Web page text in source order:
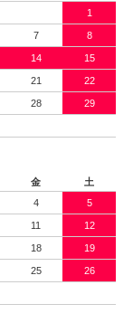
1
7 8
14 15
21 22
28 29
金
土
4 5
11 12
18 19
25 26